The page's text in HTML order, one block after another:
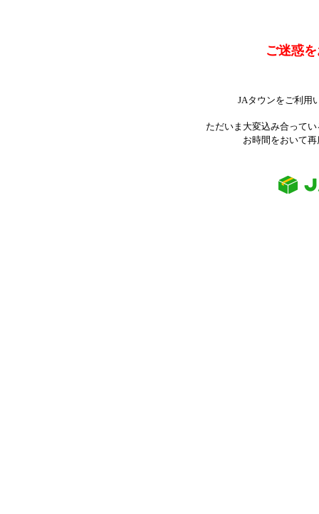
ご迷惑
JAタウンをご利用
ただいま大変込み合って
お時間をおいて